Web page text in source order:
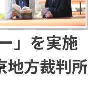
」を実施
地方裁判所